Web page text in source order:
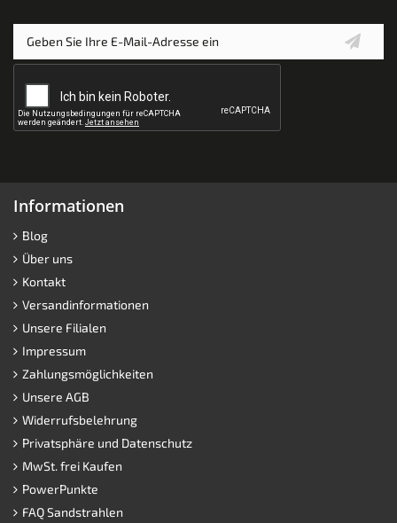
Informationen
Blog
Über uns
Kontakt
Versandinformationen
Unsere Filialen
Impressum
Zahlungsmöglichkeiten
Unsere AGB
Widerrufsbelehrung
Privatsphäre und Datenschutz
MwSt. frei Kaufen
PowerPunkte
FAQ Sandstrahlen